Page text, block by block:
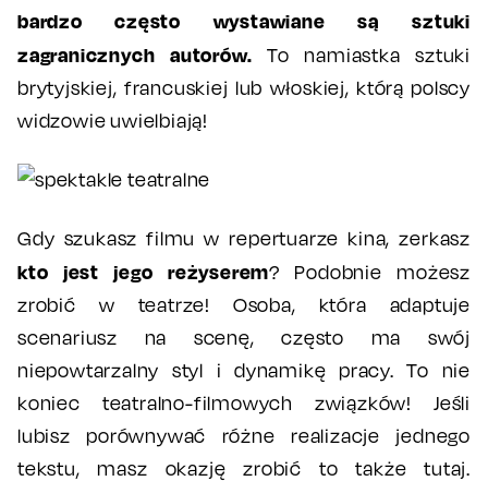
bardzo często wystawiane są sztuki
zagranicznych autorów. To namiastka sztuki
brytyjskiej, francuskiej lub włoskiej, którą polscy
widzowie uwielbiają!
Gdy szukasz filmu w repertuarze kina, zerkasz
kto jest jego reżyserem? Podobnie możesz
zrobić w teatrze! Osoba, która adaptuje
scenariusz na scenę, często ma swój
niepowtarzalny styl i dynamikę pracy. To nie
koniec teatralno-filmowych związków! Jeśli
lubisz porównywać różne realizacje jednego
tekstu, masz okazję zrobić to także tutaj.